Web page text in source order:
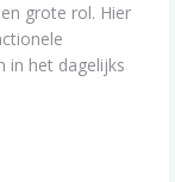
grote rol. Hier
in het dagelijks